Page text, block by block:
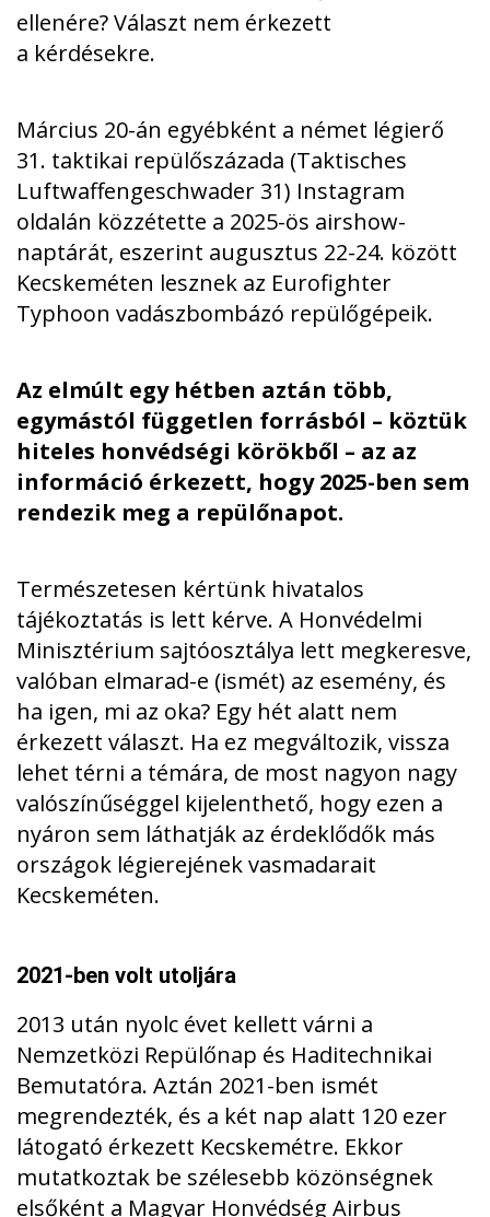
ellenére? Választ nem érkezett
a kérdésekre.
Március 20-án egyébként a német légierő
31. taktikai repülőszázada (Taktisches
Luftwaffengeschwader 31) Instagram
oldalán közzétette a 2025-ös airshow-
naptárát, eszerint augusztus 22-24. között
Kecskeméten lesznek az Eurofighter
Typhoon vadászbombázó repülőgépeik.
Az elmúlt egy hétben aztán több,
egymástól független forrásból – köztük
hiteles honvédségi körökből – az az
információ érkezett, hogy 2025-ben sem
rendezik meg a repülőnapot.
Természetesen kértünk hivatalos
tájékoztatás is lett kérve. A Honvédelmi
Minisztérium sajtóosztálya lett megkeresve,
valóban elmarad-e (ismét) az esemény, és
ha igen, mi az oka? Egy hét alatt nem
érkezett választ. Ha ez megváltozik, vissza
lehet térni a témára, de most nagyon nagy
valószínűséggel kijelenthető, hogy ezen a
nyáron sem láthatják az érdeklődők más
országok légierejének vasmadarait
Kecskeméten.
2021-ben volt utoljára
2013 után nyolc évet kellett várni a
Nemzetközi Repülőnap és Haditechnikai
Bemutatóra. Aztán 2021-ben ismét
megrendezték, és a két nap alatt 120 ezer
látogató érkezett Kecskemétre. Ekkor
mutatkoztak be szélesebb közönségnek
elsőként a Magyar Honvédség Airbus